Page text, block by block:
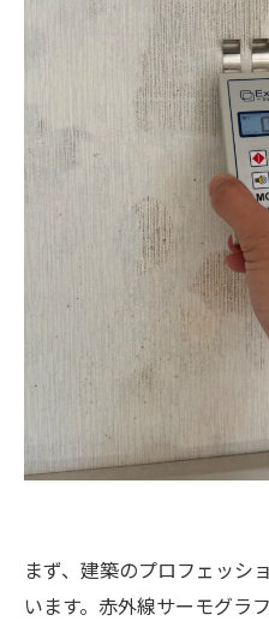
まず、建築のプロフェッシ
います。赤外線サーモグラ